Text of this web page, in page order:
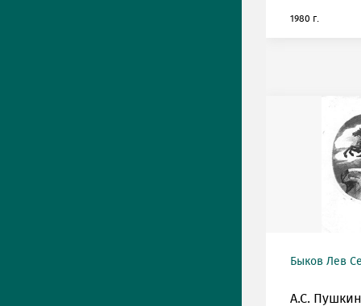
1980 г.
Быков Лев
А.С.